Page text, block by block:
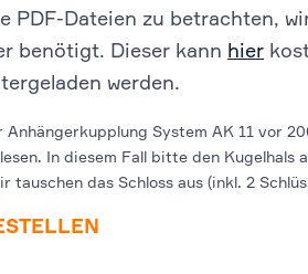
PDF-Dateien zu betrachten,
benötigt. Dieser kann hier
werden.
System AK 11 vor
In diesem Fall bitte den Kugelhals
tauschen das Schloss aus (inkl. 2